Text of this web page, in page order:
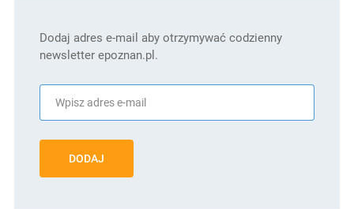
Dodaj adres e-mail aby otrzymywać codzienny
newsletter epoznan.pl.
DODAJ